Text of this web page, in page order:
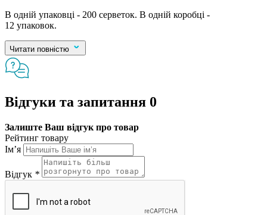
В одній упаковці - 200 серветок. В одній коробці -
12 упаковок.
Читати повністю
Відгуки та запитання 0
Залиште Ваш відгук про товар
Рейтинг товару
Ім’я
Відгук *